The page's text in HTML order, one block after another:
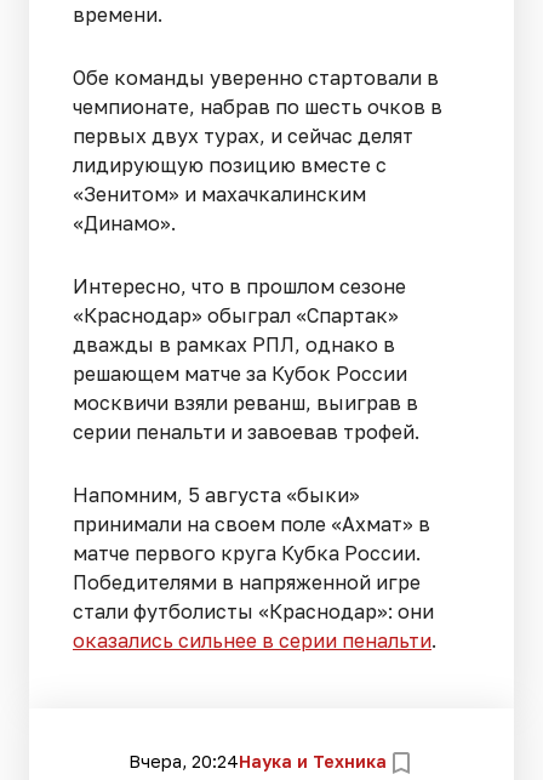
времени.
Обе команды уверенно стартовали в
чемпионате, набрав по шесть очков в
первых двух турах, и сейчас делят
лидирующую позицию вместе с
«Зенитом» и махачкалинским
«Динамо».
Интересно, что в прошлом сезоне
«Краснодар» обыграл «Спартак»
дважды в рамках РПЛ, однако в
решающем матче за Кубок России
москвичи взяли реванш, выиграв в
серии пенальти и завоевав трофей.
Напомним, 5 августа «быки»
принимали на своем поле «Ахмат» в
матче первого круга Кубка России.
Победителями в напряженной игре
стали футболисты «Краснодар»: они
оказались сильнее в серии пенальти.
Вчера, 20:24Наука и Техника